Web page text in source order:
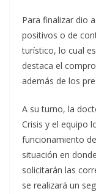
Para finalizar dio
positivos o de
turístico, lo cual
destaca el
además de los
A su turno, la
Crisis y el equipo
funcionamiento
situación en
solicitarán las
se realizará un